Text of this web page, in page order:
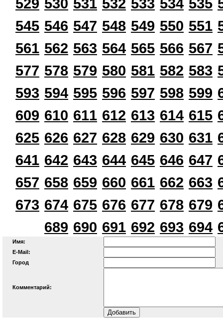
545 546 547 548 549 550 551
561 562 563 564 565 566 567
577 578 579 580 581 582 583
593 594 595 596 597 598 599
609 610 611 612 613 614 615
625 626 627 628 629 630 631
641 642 643 644 645 646 647
657 658 659 660 661 662 663
673 674 675 676 677 678 679
689 690 691 692 693 694
Имя:
E-Mail:
Город
Комментарий: